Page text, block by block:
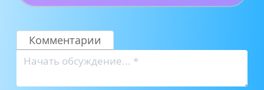
Комментарии